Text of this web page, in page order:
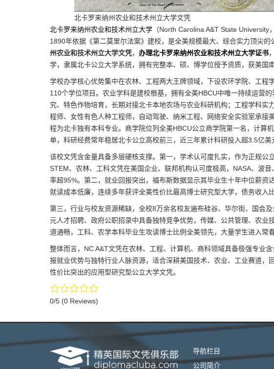
北卡罗来纳州农业和技术州立大学文凭
北卡罗来纳州农业和技术州立大学 （North Carolina A&T State University
1890年依据《第二莫里尔法案》建校，是全美规模最大、综合实力顶尖的
州农业和技术州立大学文凭， 办理北卡罗来纳州农业和技术州立大学证书
学，隶属北卡公立大学系统，拥有完整本、硕、博学位授予资质，获美国
学校办学核心优势集中在农林、工程两大王牌领域，下设农环学院、工程
110个学位项目。农业学科是建校根基，拥有全美HBCU中唯一持续运营
究、特色作物培育，长期对接北卡本地农场与农业科研机构；工程学科实
程师、女性有色人种工程师，自动驾驶、纳米工程、网络安全实验室承接
程为北卡独有本科专业。商学院位列全美HBCU公立商学院第一名，计算
单，科研经费常年稳居北卡公立高校前三，近三年累计科研投入超3.5亿美
该校文凭含金量具备多层硬核支撑。第一，学术认可度扎实，作为正规公
STEM、农林、工科文凭在美国企业、联邦机构认可度极高，NASA、波
率超95%。第二，就业回报突出，福布斯数据显示其毕业生十年中位薪资
就读成本低廉，连续多年获评全美性价比最高博士研究型大学，债务收入
第三，行业与校友资源稀缺，全校8万余名校友遍布硅谷、华尔街、国会
元人才招聘、政府公职招录中具备独特竞争优势，传媒、公共管理、农业
道通畅，工科、农学本科毕业生攻读博士比例全美领先，大量学生进入常
整体而言，NC A&T文凭在农林、工程、计算机、商科领域具备极强专业
报就业优势与独特行业人脉资源，适合深耕美国技术、农业、工业赛道，
性价比突出的应用型研究型公立大学文凭。
0/5 (0 Reviews)
导航栏目
公司简介